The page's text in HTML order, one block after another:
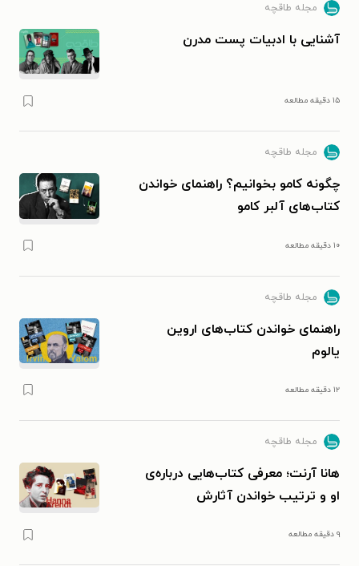
مطالعه در حوزه‌های تاریخ، فلسفه سیاسی و ادبیات داستانی
مجله طاقچه
آشنایی با ادبیات پست مدرن
۱۵ دقیقه مطالعه
مجله طاقچه
چگونه کامو بخوانیم؟ راهنمای خواندن
کتاب‌های آلبر کامو
۱۰ دقیقه مطالعه
مجله طاقچه
راهنمای خواندن کتاب‌های اروین
یالوم
۱۲ دقیقه مطالعه
مجله طاقچه
هانا آرنت؛ معرفی کتاب‌هایی درباره‌ی
او و ترتیب خواندن آثارش
۹ دقیقه مطالعه